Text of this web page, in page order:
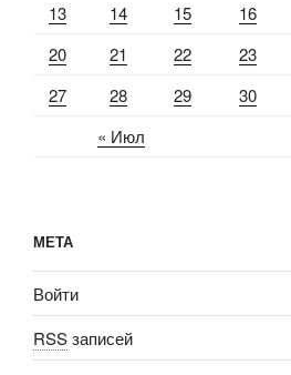
« Июл
13
14 15 16
20
21 22 23
27
28 29 30
МЕТА
Войти
RSSзаписей